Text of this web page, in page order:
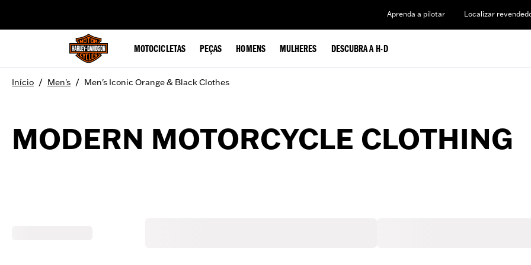
Aprenda a pilotar Localizar
MOTOCICLETAS PEÇAS HOMENS MULHERES DESCUBRA A H-D
Início / Men's / Men's Iconic Orange & Black Clothes
MODERN MOTORCYCLE CLOTHING